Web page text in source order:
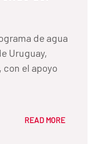
de agua
Uruguay,
el apoyo
READ MORE